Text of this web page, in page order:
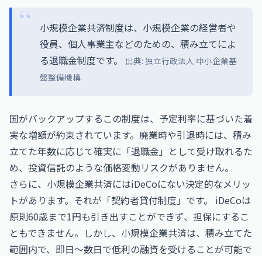
小規模企業共済制度は、小規模企業の経営者や
役員、個人事業主などのための、積み立てによ
る退職金制度です。
出典: 独立行政法人 中小企業基
盤整備機構
国がバックアップするこの制度は、予定利率に基づいた着
実な増額が約束されています。廃業時や引退時には、積み
立てた年数に応じて確実に「退職金」として受け取れるた
め、投資信託のような価格変動リスクがありません。
さらに、小規模企業共済にはiDeCoにない決定的なメリッ
トがあります。それが「契約者貸付制度」です。 iDeCoは
原則60歳まで1円も引き出すことができず、担保にするこ
ともできません。しかし、小規模企業共済は、積み立てた
範囲内で、即日〜数日で低利の融資を受けることが可能で